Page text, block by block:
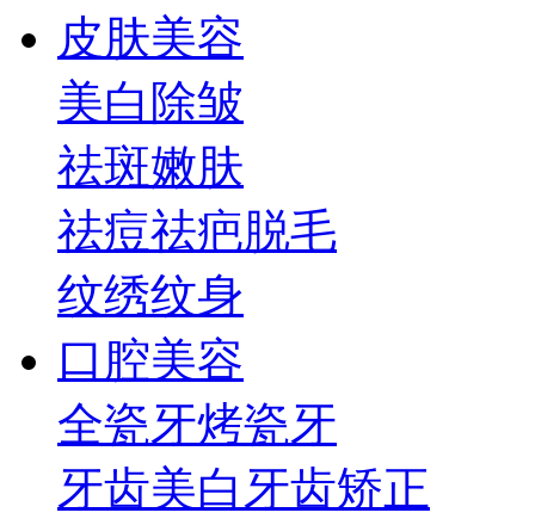
皮肤美容
美白 除皱
祛斑嫩肤
祛痘祛疤脱毛
纹绣纹身
口腔美容
全瓷牙烤瓷牙
牙齿美白 牙齿矫正